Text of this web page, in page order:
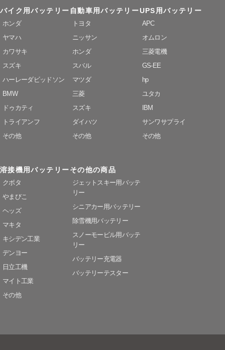
バイク用バッテリー
ホンダ
ヤマハ
カワサキ
スズキ
ハーレーダビッドソン
BMW
ドゥカティ
トライアンフ
その他
自動車用バッテリー
トヨタ
ニッサン
ホンダ
スバル
マツダ
三菱
スズキ
ダイハツ
その他
UPS用バッテリー
APC
オムロン
三菱電機
GS-EE
hp
ユタカ
IBM
サンワサプライ
その他
溶接機用バッテリー
クボタ
やまびこ
ヘッズ
マキタ
キシデン工業
デンヨー
日立工機
マイト工業
その他
その他の商品
ジェットスキー用バッテ
リー
シニアカー用バッテリー
除雪機用バッテリー
スノーモービル用バッテ
リー
バッテリー充電器
バッテリーテスター